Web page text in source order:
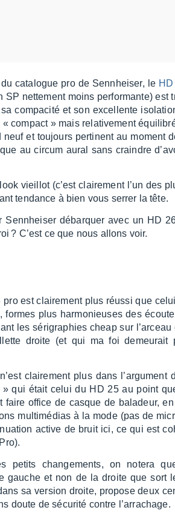
cata­logue pro de Senn­hei­ser, le
nette­ment moins perfor­mante) est
compa­cité et son excel­lente
compact » mais rela­ti­ve­ment
et toujours perti­nent au moment
au circum aural sans craindre
vieillot (c’est clai­re­ment l’un des
tendance à bien vous serrer la tête.
Senn­hei­ser débarquer avec un HD
? C’est ce que nous allons voir.
est clai­re­ment plus réussi que
formes plus harmo­nieuses des
les séri­gra­phies cheap sur
droite (et qui ma foi demeu­rait
clai­re­ment plus dans l’ar­gu­ment
» qui était celui du HD 25 au point
faire office de casque de bala­deur,
multi­mé­dias à la mode (pas de
active de bruit ici, ce qui est
petits chan­ge­ments, on notera
gauche et non de la droite que sort
sa version droite, propose deux
doute de sécu­rité contre l’ar­ra­chage.